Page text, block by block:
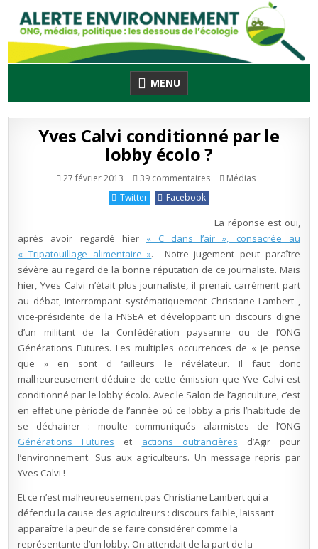
content
MENU
Yves Calvi conditionné par le
lobby écolo ?
27 février 2013 39 commentairessur
le
lobby
écolo
?
Publié
Médias
Twitter
Facebook
La réponse est oui,
après avoir regardé hier « C dans l’air », consacrée au
« Tripatouillage alimentaire ». Notre jugement peut paraître
sévère au regard de la bonne réputation de ce journaliste. Mais
hier, Yves Calvi n’était plus journaliste, il prenait carrément part
au débat, interrompant systématiquement Christiane Lambert ,
vice-présidente de la FNSEA et développant un discours digne
d’un militant de la Confédération paysanne ou de l’ONG
Générations Futures. Les multiples occurrences de « je pense
que » en sont d ’ailleurs le révélateur. Il faut donc
malheureusement déduire de cette émission que Yve Calvi est
conditionné par le lobby écolo. Avec le Salon de l’agriculture, c’est
en effet une période de l’année où ce lobby a pris l’habitude de
se déchainer : moulte communiqués alarmistes de l’ONG
Générations Futures et actions outrancières d’Agir pour
l’environnement. Sus aux agriculteurs. Un message repris par
Yves Calvi !
Et ce n’est malheureusement pas Christiane Lambert qui a
défendu la cause des agriculteurs : discours faible, laissant
apparaître la peur de se faire considérer comme la
représentante d’un lobby. On attendait de la part de la